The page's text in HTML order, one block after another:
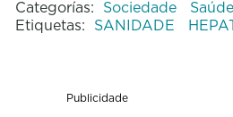
Categorías: Sociedade Saúde
Etiquetas: SANIDADE
Publicidade